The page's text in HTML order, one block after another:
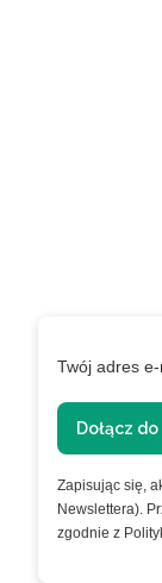
Twój adres
Dołącz
Zapisując się,
Newslettera).
zgodnie z